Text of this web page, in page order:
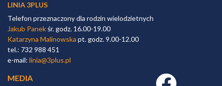
LINIA 3PLUS
Telefon przeznaczony dla rodzin wielodzietnych
Jakub Panekśr. godz. 16.00-19.00
Katarzyna Malinowska pt. godz. 9.00-12.00
tel.: 732 988 451
e-mail: linia@3plus.pl
MEDIA Facebook link